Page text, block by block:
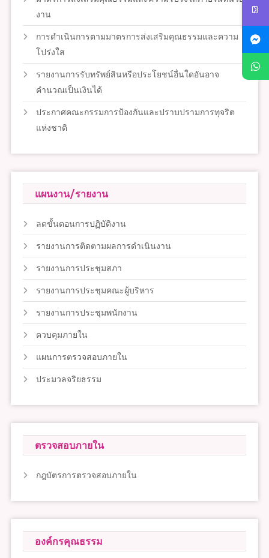
งาน
การดำเนินการตามมาตรการส่งเสริมคุณธรรมและความ
โปร่งใส
รายงานการรับทรัพย์สินหรือประโยชน์อื่นใดอันอาจ
คำนวณเป็นเงินได้
ประกาศคณะกรรมการป้องกันและปราบปรามการทุจริต
แห่งชาติ
แผนงาน/รายงาน
ลดขั้นตอนการปฏิบัติงาน
รายงานการติดตามผลการดำเนินงาน
รายงานการประชุมสภา
รายงานการประชุมคณะผู้บริหาร
รายงานการประชุมพนักงาน
ควบคุมภายใน
แผนการตรวจสอบภายใน
ประมวลจริยธรรม
ตรวจสอบภายใน
กฎบัตรการตรวจสอบภายใน
องค์กรคุณธรรม